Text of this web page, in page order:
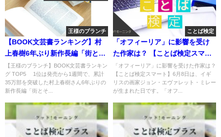
王様のブランチ
【BOOK文芸書ランキング】村
上春樹6年ぶり新作長編「街とそ
の不確かな壁」
【王様のブランチ】BOOK文芸書ランキン
グ TOP5 1位は発売から1週間で、累計
35万部を突破した村上春樹さん6年ぶりの
新作長編「街とそ...
ことば検定
「オフィーリア」に影響を受け
た作家は？ 【ことば検定スマー
ト】
「オフィーリア」に影響を受けた作家は？
【ことば検定スマート】6月8日は、イギ
リスの画家ジョン・エヴァレット・ミレー
が生まれた日です。「オフ...